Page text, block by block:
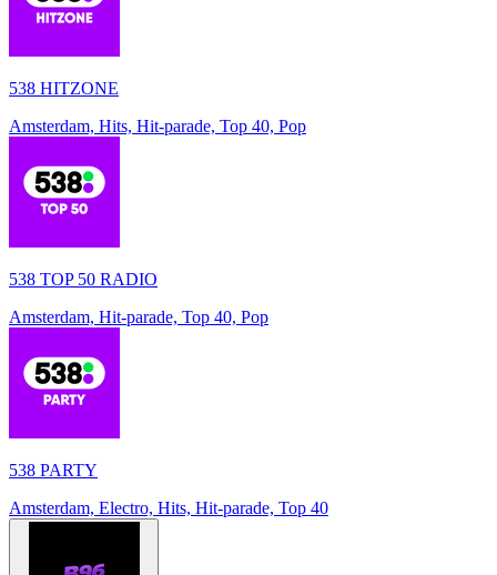
538 HITZONE
Amsterdam, Hits, Hit-parade, Top 40, Pop
538 TOP 50 RADIO
Amsterdam, Hit-parade, Top 40, Pop
538 PARTY
Amsterdam, Electro, Hits, Hit-parade, Top 40